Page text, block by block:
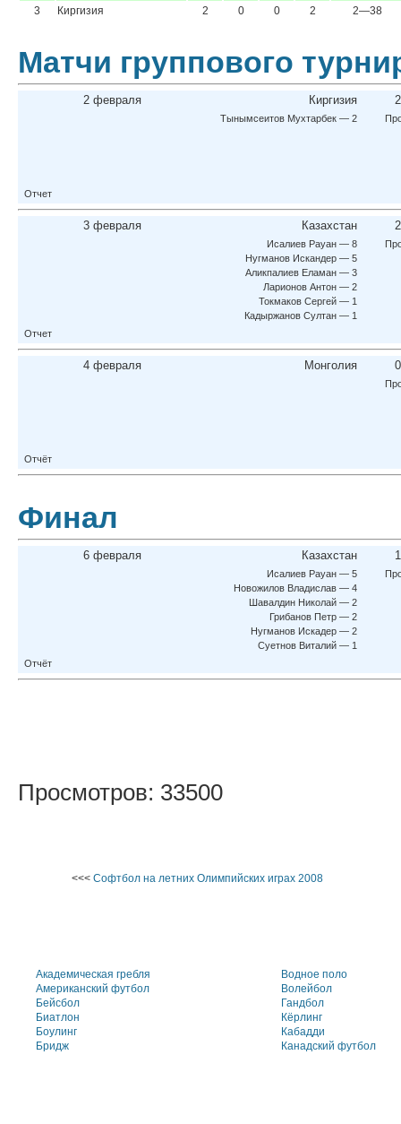
3
Киргизия 2 0 0 2 2—38
Матчи группового
2 февраля Киргизия
Тынымсеитов Мухтарбек — 2
Отчет
3 февраля Казахстан
Исалиев Рауан — 8
Нугманов Искандер — 5
Аликпалиев Еламан — 3
Ларионов Антон — 2
Токмаков Сергей — 1
Кадыржанов Султан — 1
Отчет
4 февраля Монголия
Отчёт
Финал
6 февраля Казахстан
Исалиев Рауан — 5
Новожилов Владислав — 4
Шавалдин Николай — 2
Грибанов Петр — 2
Нугманов Искадер — 2
Суетнов Виталий — 1
Отчёт
Просмотров: 33500
<<< Софтбол на летних Олимпийских играх 2008
Академическая гребля
Американский футбол
Бейсбол
Биатлон
Боулинг
Бридж
Водное поло
Волейбол
Гандбол
Кёрлинг
Кабадди
Канадский футбол